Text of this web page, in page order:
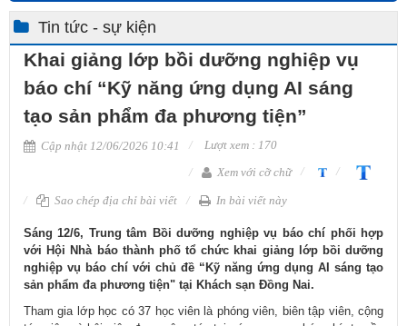
Tin tức - sự kiện
Khai giảng lớp bồi dưỡng nghiệp vụ
báo chí “Kỹ năng ứng dụng AI sáng
tạo sản phẩm đa phương tiện”
Cập nhật 12/06/2026 10:41
Lượt xem : 170
Xem với cỡ chữ
Sao chép địa chỉ bài viết In bài viết này
Sáng 12/6, Trung tâm Bồi dưỡng nghiệp vụ báo chí phối hợp
với Hội Nhà báo thành phố tổ chức khai giảng lớp bồi dưỡng
nghiệp vụ báo chí với chủ đề “Kỹ năng ứng dụng AI sáng tạo
sản phẩm đa phương tiện" tại Khách sạn Đồng Nai.
Tham gia lớp học có 37 học viên là phóng viên, biên tập viên, cộng